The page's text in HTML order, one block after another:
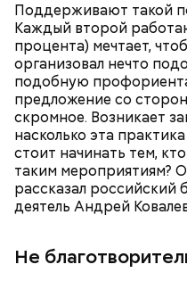
Поддерживают такой
Каждый второй
процента) мечтает,
организовал нечто
подобную
предложение со
скромное. Возникает
насколько эта
стоит начинать тем,
таким мероприятиям?
рассказал
деятель Андрей
Не
Тонкости от шефа: